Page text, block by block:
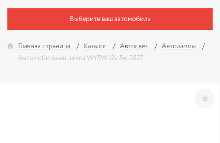
Выберите ваш автомобиль
Главная страница Каталог Автосвет
Автолампы
Автомобильная лампа WY5W 12v 5w 2827